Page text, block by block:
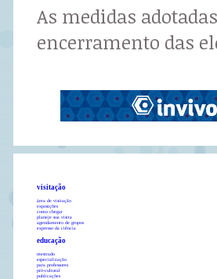
As medidas
encerramento das
visitação
área de visitação
exposições
como chegar
planeje sua visita
agendamento de grupos
expresso da ciência
educação
mestrado
especialização
para professores
pró-cultural
publicações